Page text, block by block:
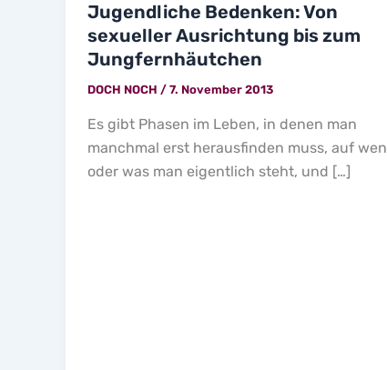
Jugendliche Bedenken: Von
sexueller Ausrichtung bis zum
Jungfernhäutchen
DOCH NOCH / 7. November 2013
Es gibt Phasen im Leben, in denen man
manchmal erst herausfinden muss, auf wen
oder was man eigentlich steht, und […]